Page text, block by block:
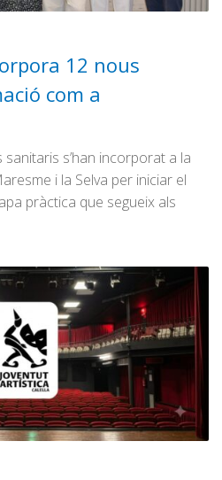
12 nous
com a
s’han incorporat a la
i la Selva per iniciar el
pràctica que segueix als